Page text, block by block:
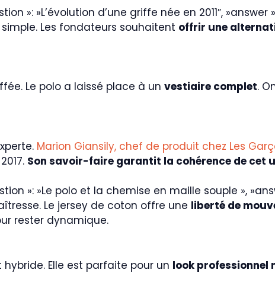
»: »L’évolution d’une griffe née en 2011″, »answer
Les fondateurs souhaitent offrir une
Le polo a laissé place à un vestiaire complet.
Marion Giansily, chef de produit chez Les
Son savoir-faire garantit la cohérence de cet
»: »Le polo et la chemise en maille souple »,
Le jersey de coton offre une liberté de
rester dynamique.
Elle est parfaite pour un look professionnel